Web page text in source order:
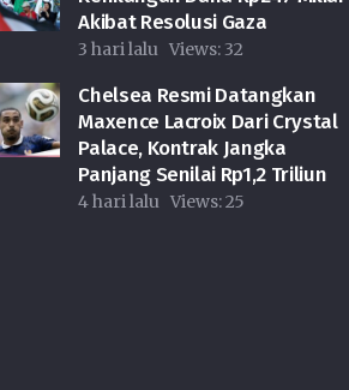
Akibat Resolusi Gaza
3 hari lalu Views: 32
Chelsea Resmi Datangkan
Maxence Lacroix Dari Crystal
Palace, Kontrak Jangka
Panjang Senilai Rp1,2 Triliun
4 hari lalu Views:25